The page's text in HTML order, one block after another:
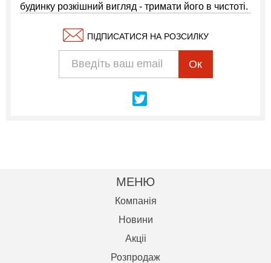
будинку розкішний вигляд - тримати його в чистоті.
ПІДПИСАТИСЯ НА РОЗСИЛКУ
Ок
МЕНЮ
Компанія
Новини
Акцii
Розпродаж